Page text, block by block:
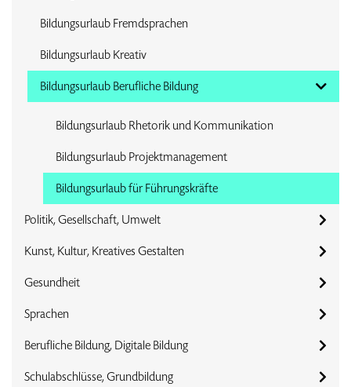
Bildungsurlaub Fremdsprachen
Bildungsurlaub Kreativ
Bildungsurlaub Berufliche Bildung
Bildungsurlaub Rhetorik und Kommunikation
Bildungsurlaub Projektmanagement
Bildungsurlaub für Führungskräfte
Politik, Gesellschaft, Umwelt
Kunst, Kultur, Kreatives Gestalten
Gesundheit
Sprachen
Berufliche Bildung, Digitale Bildung
Schulabschlüsse, Grundbildung